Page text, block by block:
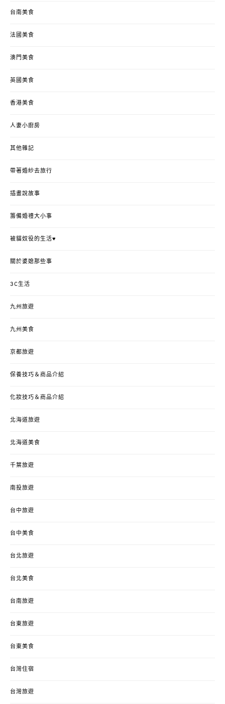
台南美食
法國美食
澳門美食
英國美食
香港美食
人妻小廚房
其他雜記
帶著婚紗去旅行
插畫說故事
籌備婚禮大小事
被貓奴役的生活♥
關於婆媳那些事
3C生活
九州旅遊
九州美食
京都旅遊
保養技巧＆商品介紹
化妝技巧＆商品介紹
北海道旅遊
北海道美食
千葉旅遊
南投旅遊
台中旅遊
台中美食
台北旅遊
台北美食
台南旅遊
台東旅遊
台東美食
台灣住宿
台灣旅遊